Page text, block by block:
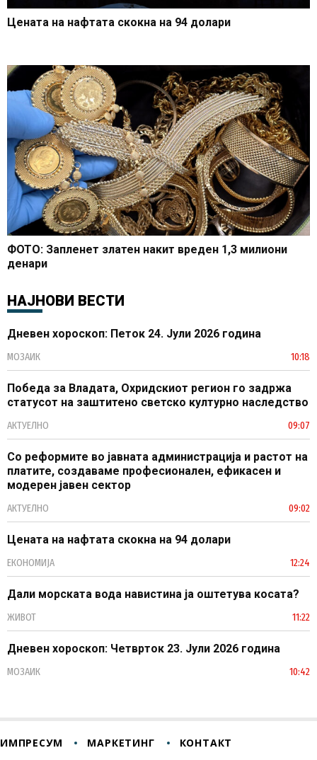
Цената на нафтата скокна на 94 долари
ФОТО: Запленет златен накит вреден 1,3 милиони
денари
НАЈНОВИ ВЕСТИ
Дневен хороскоп: Петок 24. Јули 2026 година
МОЗАИК 10:18
Победа за Владата, Охридскиот регион го задржа
статусот на заштитено светско културно наследство
АКТУЕЛНО 09:07
Со реформите во јавната администрација и растот на
платите, создаваме професионален, ефикасен и
модерен јавен сектор
АКТУЕЛНО 09:02
Цената на нафтата скокна на 94 долари
ЕКОНОМИЈА 12:24
Дали морската вода навистина ја оштетува косата?
ЖИВОТ 11:22
Дневен хороскоп: Четврток 23. Јули 2026 година
МОЗАИК 10:42
ИМПРЕСУМ МАРКЕТИНГ КОНТАКТ